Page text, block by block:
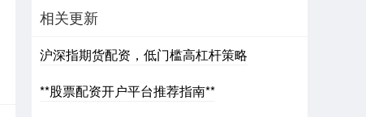
相关更新
沪深指期货配资，低门槛高杠杆策略
**股票配资开户平台推荐指南**